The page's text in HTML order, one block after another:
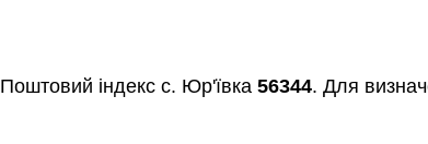
Поштовий індекс с. Юр'ївка 56344. Для